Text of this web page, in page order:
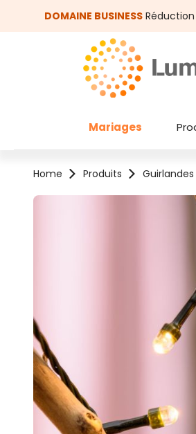
au contenu principal
Passer à la recherche
DOMAINE BUSINESS
Mariages
Home Produits Guirlandes
Ignorer la galerie d'images